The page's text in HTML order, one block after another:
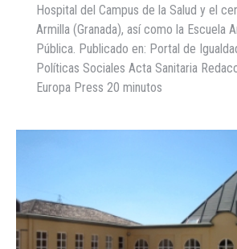
Hospital del Campus de la Salud y el
Armilla (Granada), así como la Escuela
Pública. Publicado en: Portal de
Políticas Sociales Acta Sanitaria
Europa Press 20 minutos